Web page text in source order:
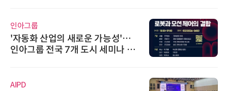
인아그룹
'자동화 산업의 새로운 가능성'…
인아그룹 전국 7개 도시 세미나 페
AIPD